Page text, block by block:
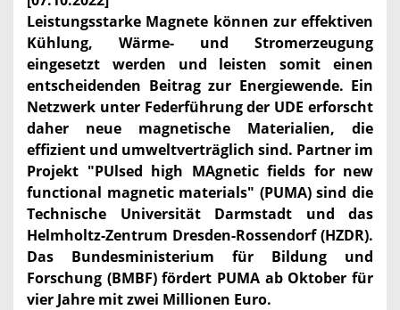
Leistungsstarke Magnete können zur effektiven
Kühlung, Wärme- und Stromerzeugung
eingesetzt werden und leisten somit einen
entscheidenden Beitrag zur Energiewende. Ein
Netzwerk unter Federführung der UDE erforscht
daher neue magnetische Materialien, die
effizient und umweltverträglich sind. Partner im
Projekt "PUlsed high MAgnetic fields for new
functional magnetic materials" (PUMA) sind die
Technische Universität Darmstadt und das
Helmholtz-Zentrum Dresden-Rossendorf (HZDR).
Das Bundesministerium für Bildung und
Forschung (BMBF) fördert PUMA ab Oktober für
vier Jahre mit zwei Millionen Euro.